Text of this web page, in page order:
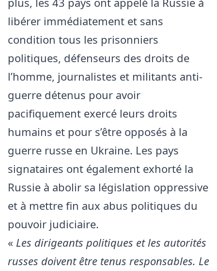
libérer immédiatement et sans
condition tous les prisonniers
politiques, défenseurs des droits de
l’homme, journalistes et militants anti-
guerre détenus pour avoir
pacifiquement exercé leurs droits
humains et pour s’être opposés à la
guerre russe en Ukraine. Les pays
signataires ont également exhorté la
Russie à abolir sa législation oppressive
et à mettre fin aux abus politiques du
pouvoir judiciaire.
« Les dirigeants politiques et les autorités
russes doivent être tenus responsables. Le